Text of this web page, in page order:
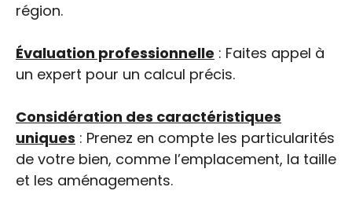
région.
Évaluation professionnelle : Faites appel à
un expert pour un calcul précis.
Considération des caractéristiques
uniques : Prenez en compte les particularités
de votre bien, comme l’emplacement, la taille
et les aménagements.